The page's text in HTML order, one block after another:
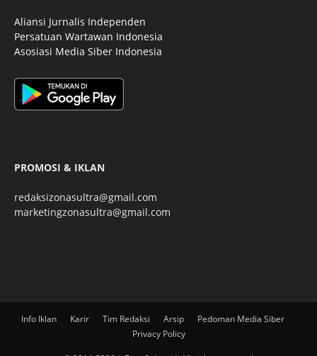
Aliansi Jurnalis Independen
Persatuan Wartawan Indonesia
Asosiasi Media Siber Indonesia
PROMOSI & IKLAN
redaksizonasultra@gmail.com
marketingzonasultra@gmail.com
Info Iklan Karir Tim Redaksi Arsip
Pedoman Media Siber
Privacy Policy